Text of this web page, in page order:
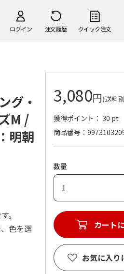
ログイン 注文履歴 クイック注文
グ・
M /
明朝
。
色を選
3,080円(送料
獲得ポイント： 30 pt
商品番号
数量
カート
お気に入り